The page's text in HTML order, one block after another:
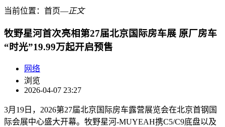
当前位置： 首页―正文
牧野星河首次亮相第27届北京国际房车展 原厂房车
“时光”19.99万起开启预售
网络
浏览
2026-04-07 23:27
3月19日，2026第27届北京国际房车露营展览会在北京首钢国
际会展中心盛大开幕。牧野星河-MUYEAH携C5/C9底盘以及